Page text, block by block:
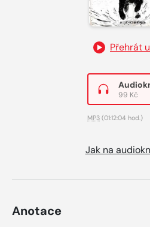
Přehrát
99 Kč
MP3 (01:12:04 hod.)
Jak na
Anotace